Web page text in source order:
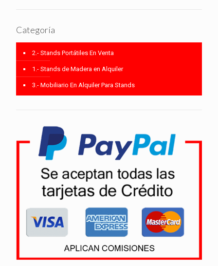
Categoría
2.- Stands Portátiles En Venta
1.- Stands de Madera en Alquiler
3.- Mobiliario En Alquiler Para Stands